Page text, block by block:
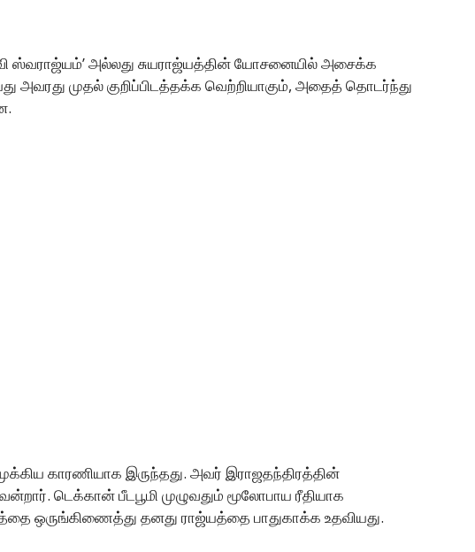
ஸ்வராஜ்யம்’ அல்லது சுயராஜ்யத்தின் யோசனையில் அசைக்க
முதல் குறிப்பிடத்தக்க வெற்றியாகும், அதைத் தொடர்ந்து
காரணியாக இருந்தது. அவர் இராஜதந்திரத்தின்
டெக்கான் பீடபூமி முழுவதும் மூலோபாய ரீதியாக
ஒருங்கிணைத்து தனது ராஜ்யத்தை பாதுகாக்க உதவியது.